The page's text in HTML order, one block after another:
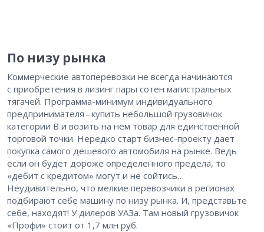
По низу рынка
Коммерческие автоперевозки не всегда начинаются
с приобретения в лизинг пары сотен магистральных
тягачей. Программа-минимум индивидуального
предпринимателя – ​купить небольшой грузовичок
категории В и возить на нем товар для единственной
торговой точки. Нередко старт бизнес-проекту дает
покупка самого дешевого автомобиля на рынке. Ведь
если он будет дороже определенного предела, то
«дебит с кредитом» могут и не сойтись…
Неудивительно, что мелкие перевозчики в регионах
подбирают себе машину по низу рынка. И, представьте
себе, находят! У дилеров УАЗа. Там новый грузовичок
«Профи» стоит от 1,7 млн руб.